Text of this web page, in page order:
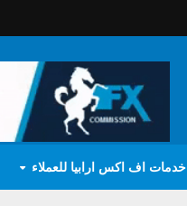
خدمات اف اكس ارابيا للعملاء